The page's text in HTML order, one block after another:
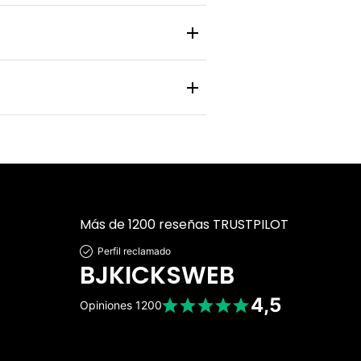
Más de 1200 reseñas TRUSTPILOT
Perfil reclamado
BJKICKSWEB
Opiniones 1200 4,5